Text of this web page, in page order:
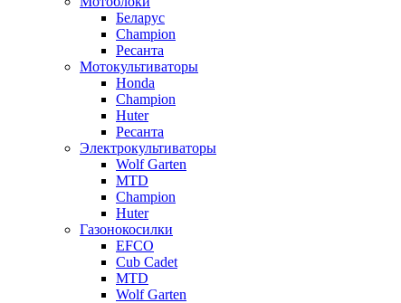
Беларус
Champion
Ресанта
Мотокультиваторы
Honda
Champion
Huter
Ресанта
Электрокультиваторы
Wolf Garten
MTD
Champion
Huter
Газонокосилки
EFCO
Cub Cadet
MTD
Wolf Garten